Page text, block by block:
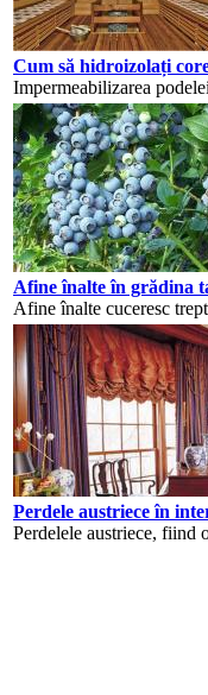
Cum să hidroizolați
Impermeabilizarea
Afine înalte în grădina
Afine înalte cuceresc
Perdele austriece în
Perdelele austriece, fiind